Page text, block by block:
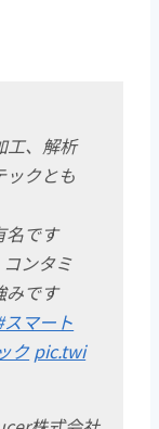
工、解析
ックとも
名です
ンタミ
みです
スマート
ク pic.twi